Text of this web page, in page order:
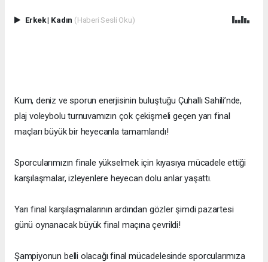
Erkek| Kadın (Haberi Sesli Oku)
Kum, deniz ve sporun enerjisinin buluştuğu Çuhallı Sahili’nde,
plaj voleybolu turnuvamızın çok çekişmeli geçen yarı final
maçları büyük bir heyecanla tamamlandı!
Sporcularımızın finale yükselmek için kıyasıya mücadele ettiği
karşılaşmalar, izleyenlere heyecan dolu anlar yaşattı.
Yarı final karşılaşmalarının ardından gözler şimdi pazartesi
günü oynanacak büyük final maçına çevrildi!
Şampiyonun belli olacağı final mücadelesinde sporcularımıza